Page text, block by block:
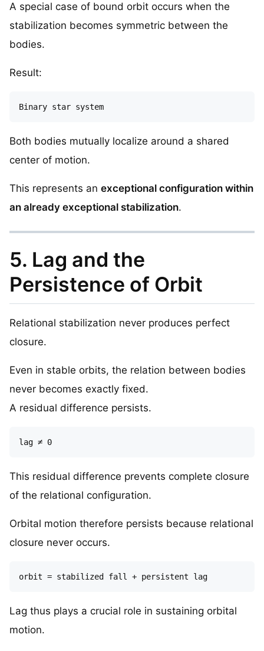
A special case of bound orbit occurs when the
stabilization becomes symmetric between the
bodies.
Result:
Both bodies mutually localize around a shared
center of motion.
This represents an exceptional configuration within
an already exceptional stabilization.
5. Lag and the
Persistence of Orbit
Relational stabilization never produces perfect
closure.
Even in stable orbits, the relation between bodies
never becomes exactly fixed.
A residual difference persists.
This residual difference prevents complete closure
of the relational configuration.
Orbital motion therefore persists because relational
closure never occurs.
Lag thus plays a crucial role in sustaining orbital
motion.